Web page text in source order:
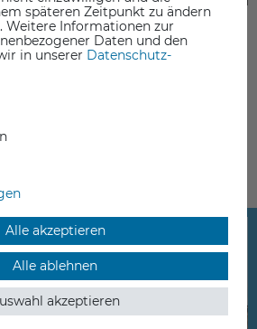
215,00 €
inkl. ges. MwSt.
späteren Zeitpunkt zu ändern
Weitere Informationen zur
Daten und den
in unserer Daten­schutz­
Alle akzeptieren
Alle ablehnen
akzeptieren